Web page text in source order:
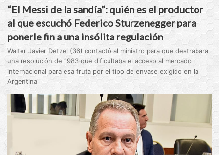
“El Messi de la sandía”: quién es el productor
al que escuchó Federico Sturzenegger para
ponerle fin a una insólita regulación
Walter Javier Detzel (36) contactó al ministro para que destrabara
una resolución de 1983 que dificultaba el acceso al mercado
internacional para esa fruta por el tipo de envase exigido en la
Argentina